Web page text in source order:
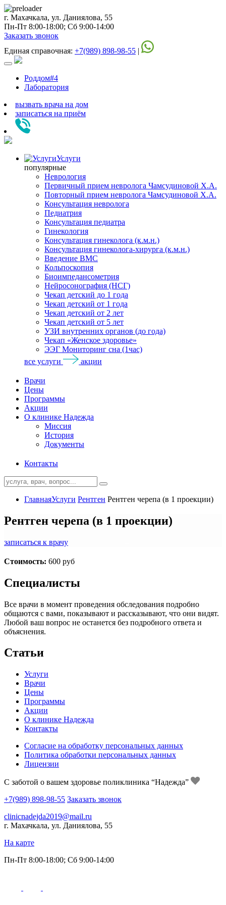
г. Махачкала, ул. Даниялова, 55
Пн-Пт 8:00-18:00; Сб 9:00-14:00
Заказать звонок
Единая справочная: +7(989) 898-98-55 |
Роддом#4
Лаборатория
вызвать врача на дом
записаться на приём
Услуги
популярные
Неврология
Первичный прием невролога Чамсудиновой Х.А.
Повторный прием невролога Чамсудиновой Х.А.
Консультация невролога
Педиатрия
Консультация педиатра
Гинекология
Консультация гинеколога (к.м.н.)
Консультация гинеколога-хирурга (к.м.н.)
Введение ВМС
Кольпоскопия
Биоимпедансометрия
Нейросонография (НСГ)
Чекап детский до 1 года
Чекап детский от 1 года
Чекап детский от 2 лет
Чекап детский от 5 лет
УЗИ внутренних органов (до года)
Чекап «Женское здоровье»
ЭЭГ Мониторинг сна (1час)
все услуги
акции
Врачи
Цены
Программы
Акции
О клинике Надежда
Миссия
История
Документы
Контакты
ГлавнаяУслуги Рентген Рентген черепа (в 1 проекции)
Рентген черепа (в 1 проекции)
записаться к врачу
Стоимость: 600 руб
Специалисты
Все врачи в момент проведения обследования подробно
общаются с вами, показывают и рассказывают, что они видят.
Любой ваш вопрос не останется без подробного ответа и
объяснения.
Статьи
Услуги
Врачи
Цены
Программы
Акции
О клинике Надежда
Контакты
Согласие на обработку персональных данных
Политика обработки персональных данных
Лицензии
С заботой о вашем здоровье поликлиника “Надежда”
+7(989) 898-98-55 Заказать звонок
clinicnadejda2019@mail.ru
г. Махачкала, ул. Даниялова, 55
На карте
Пн-Пт 8:00-18:00; Сб 9:00-14:00